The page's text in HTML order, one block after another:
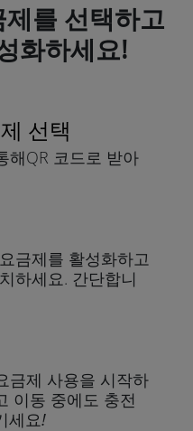
를 선택하고
화하세요!
선택
해QR 코드로 받아
금제를 활성화하고
하세요. 간단합니
금제 사용을 시작하
이동 중에도 충전
세요!